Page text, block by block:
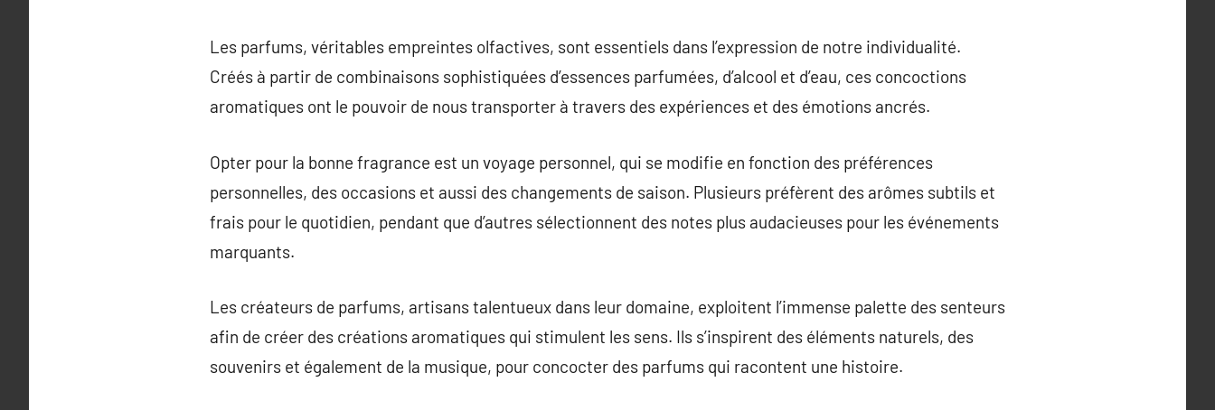
Les parfums, véritables empreintes olfactives, sont essentiels dans l’expression de notre individualité.
Créés à partir de combinaisons sophistiquées d’essences parfumées, d’alcool et d’eau, ces concoctions
aromatiques ont le pouvoir de nous transporter à travers des expériences et des émotions ancrés.
Opter pour la bonne fragrance est un voyage personnel, qui se modifie en fonction des préférences
personnelles, des occasions et aussi des changements de saison. Plusieurs préfèrent des arômes subtils et
frais pour le quotidien, pendant que d’autres sélectionnent des notes plus audacieuses pour les événements
marquants.
Les créateurs de parfums, artisans talentueux dans leur domaine, exploitent l’immense palette des senteurs
afin de créer des créations aromatiques qui stimulent les sens. Ils s’inspirent des éléments naturels, des
souvenirs et également de la musique, pour concocter des parfums qui racontent une histoire.